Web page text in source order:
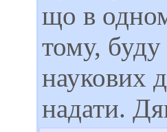
що в
тому,
наукових
надати.